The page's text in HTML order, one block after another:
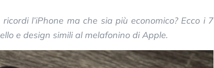
l’iPhone ma che sia più economico? Ecco i 7
e design simili al melafonino di Apple.